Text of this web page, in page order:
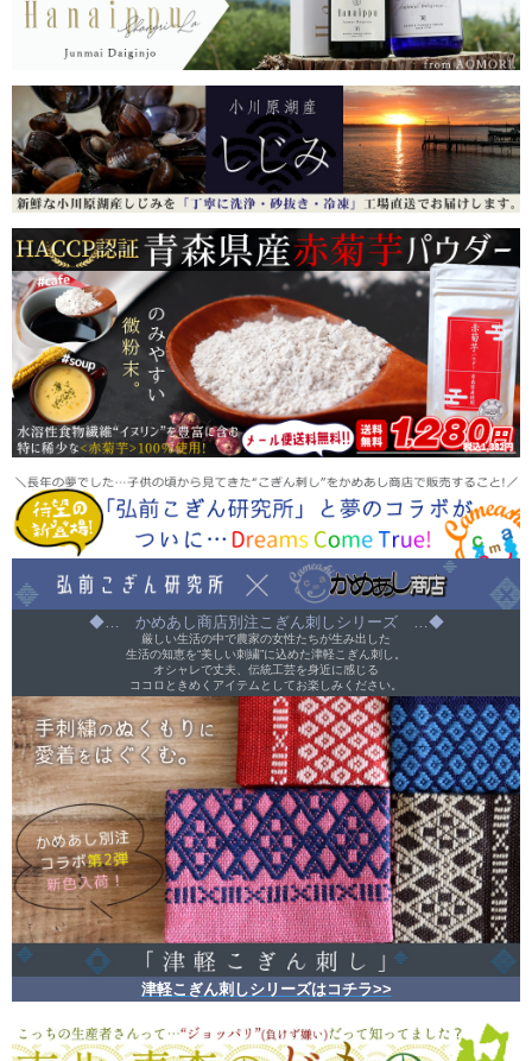
◆… かめあし商店別注こぎん刺しシリーズ …◆
厳しい生活の中で農家の女性たちが生み出した
生活の知恵を“美しい刺繍”に込めた津軽こぎん刺し。
オシャレで丈夫、伝統工芸を身近に感じる
ココロときめくアイテムとしてお楽しみください。
津軽こぎん刺しシリーズはコチラ>>